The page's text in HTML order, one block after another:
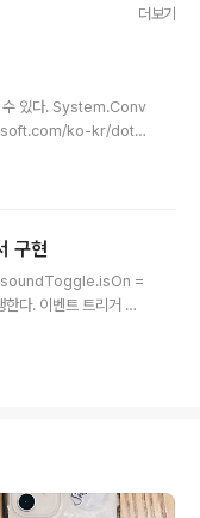
더보기
수 있다. System.Conv
ko-kr/dotn
구현
soundToggle.isOn =
다. 이벤트 트리거 없